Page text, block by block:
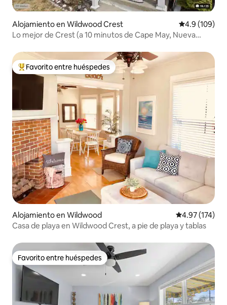
Alojamiento en Wildwood Crest Calificación
4.9 (109)
Lo mejor de Crest (a 10 minutos de Cape May, Nueva
Favorito entre huéspedes preferido
Favorito entre huéspedes
Alojamiento en Wildwood Calificación
4.97 (174)
Casa de playa en Wildwood Crest, a pie de playa y tablas
Favorito entre huéspedes
Favorito entre huéspedes